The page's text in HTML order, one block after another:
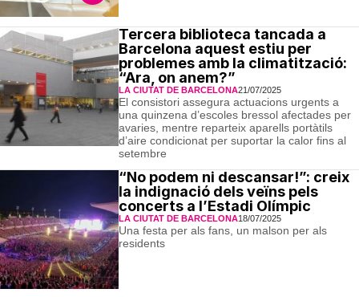
Tercera biblioteca tancada a
Barcelona aquest estiu per
problemes amb la climatització:
“Ara, on anem?”
LA CIUTAT DE BARCELONA21/07/2025
El consistori assegura actuacions urgents a
una quinzena d’escoles bressol afectades per
avaries, mentre reparteix aparells portàtils
d’aire condicionat per suportar la calor fins al
setembre
“No podem ni descansar!”: creix
la indignació dels veïns pels
concerts a l’Estadi Olímpic
LA CIUTAT DE BARCELONA18/07/2025
Una festa per als fans, un malson per als
residents